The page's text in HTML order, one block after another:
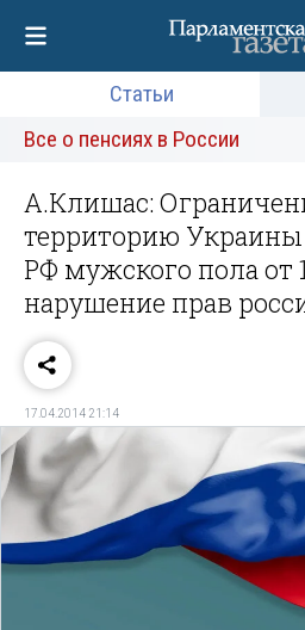
Статьи
Все о пенсиях в России
А.Клишас:
территорию
РФ мужского пола от
нарушение прав
17.04.2014 21:14